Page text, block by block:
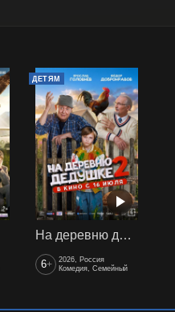
ДЕТЯМ
На деревню дедушке 2
6+
2026, Россия
Комедия, Семейный